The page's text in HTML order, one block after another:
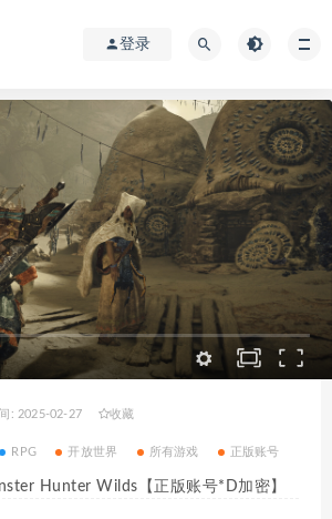
登录
: 2025-02-27 收藏
RPG 开放世界 所有游戏 正版账号
Hunter Wilds【正版账号*D加密】